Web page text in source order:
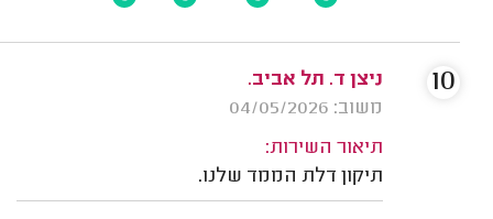
ניצן ד. תל אביב.
משוב: 04/05/2026
תיאור השירות:
תיקון דלת הממד שלנו.
10